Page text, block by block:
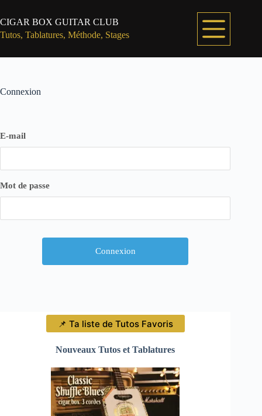
contenu
CIGAR BOX GUITAR CLUB
Tutos, Tablatures, Méthode, Stages
Connexion
E-mail
Mot de passe
📌 Ta liste de Tutos Favoris
Nouveaux Tutos et Tablatures